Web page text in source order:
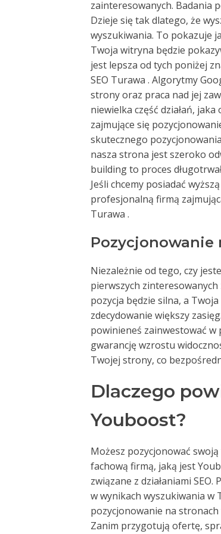
zainteresowanych. Badania
Dzieje się tak dlatego, że
wyszukiwania. To pokazuje
Twoja witryna będzie
jest lepsza od tych poniżej
SEO Turawa . Algorytmy
strony oraz praca nad jej
niewielka część działań,
zajmujące się
skutecznego
nasza strona jest szeroko
building to proces
Jeśli chcemy posiadać
profesjonalną firmą
Turawa .
Pozycjonowanie
Niezależnie od tego, czy
pierwszych
pozycja będzie silna, a
zdecydowanie większy
powinieneś zainwestować w
gwarancję wzrostu
Twojej strony, co
Dlaczego
Youboost?
Możesz pozycjonować
fachową firmą, jaką jest
związane z działaniami
w wynikach wyszukiwania w
pozycjonowanie na stronach
Zanim przygotują ofertę,